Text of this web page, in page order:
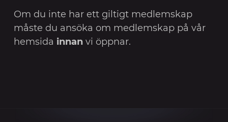
Om du inte har ett giltigt medlemskap
måste du ansöka om medlemskap på vår
hemsida innan vi öppnar.